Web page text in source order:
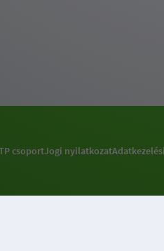
csoportJogi nyilatkozat